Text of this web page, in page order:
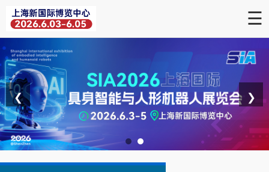
☰
❮ ❯